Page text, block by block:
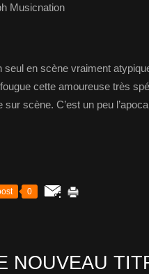
Musicnation
seul en scène vraiment
cette amoureuse très
scène. C’est un peu
0
NOUVEAU